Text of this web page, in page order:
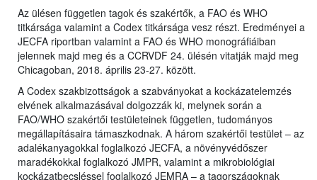
Az ülésen független tagok és szakértők, a FAO és WHO
titkársága valamint a Codex titkársága vesz részt. Eredményei a
JECFA riportban valamint a FAO és WHO monográfiáiban
jelennek majd meg és a CCRVDF 24. ülésén vitatják majd meg
Chicagoban, 2018. április 23-27. között.
A Codex szakbizottságok a szabványokat a kockázatelemzés
elvének alkalmazásával dolgozzák ki, melynek során a
FAO/WHO szakértői testületeinek független, tudományos
megállapításaira támaszkodnak. A három szakértői testület – az
adalékanyagokkal foglalkozó JECFA, a növényvédőszer
maradékokkal foglalkozó JMPR, valamint a mikrobiológiai
kockázatbecsléssel foglalkozó JEMRA – a tagországoknak